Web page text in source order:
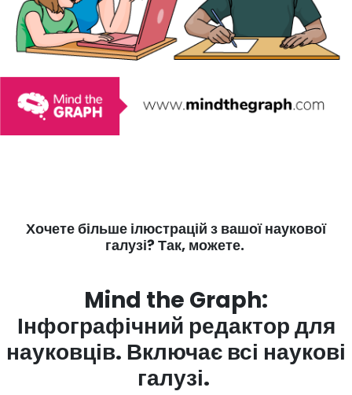
Хочете більше ілюстрацій з вашої наукової
галузі? Так, можете.
Mind the Graph:
Інфографічний редактор для
науковців. Включає всі наукові
галузі.